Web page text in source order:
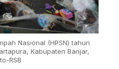
Nasional (HPSN) tahun
Kabupaten Banjar,
RSB